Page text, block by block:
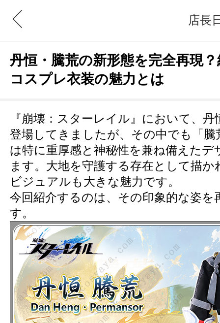
店長
丹恒・騰荒の新形態を完全再現
コスプレ衣装の魅力とは
『崩壊：スターレイル』において、
登場してきましたが、その中でも「騰
は特に重厚感と神秘性を兼ね備えた
ます。大地を守護する存在として描
ビジュアルも大きな魅力です。
今回紹介するのは、その印象的な姿
す。